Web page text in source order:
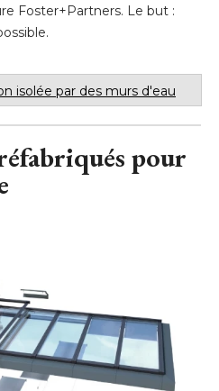
Foster+Partners. Le but :
isolée par des murs d'eau
pour